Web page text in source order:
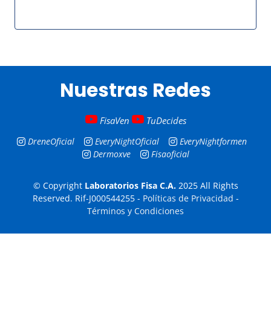
Nuestras Redes
FisaVen TuDecides
DreneOficial EveryNightOficial
EveryNightformen
Dermoxve
Fisaoficial
© Copyright Laboratorios Fisa C.A.2025 All Rights
Reserved. Rif-J000544255 - Políticas de Privacidad -
Términos y Condiciones